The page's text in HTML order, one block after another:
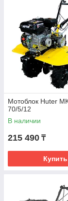
Мотоблок Huter
70/5/12
В наличии
215 490 ₸
Купить